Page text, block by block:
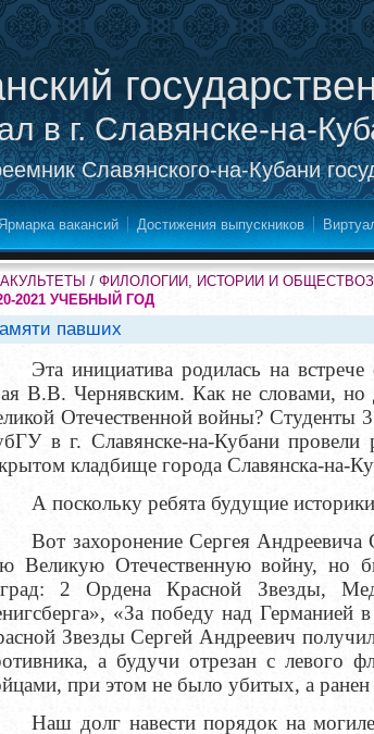
в г. Славянске-на-
Славянского-на-Кубани
вакансий Достижения выпускников
/ ФИЛОЛОГИИ, ИСТОРИИ И
2021 УЧЕБНЫЙ ГОД
павших
Эта инициатива родилась на
В.В. Чернявским. Как не словами, но
Отечественной войны? Студенты
в г. Славянске-на-Кубани
кладбище города Славянска-на-
А поскольку ребята будущие
Вот захоронение Сергея
Великую Отечественную войну, но
2 Ордена Красной Звезды,
«За победу над Германией
Звезды Сергей Андреевич
а будучи отрезан с левого
при этом не было убитых, а ранен
Наш долг навести порядок на